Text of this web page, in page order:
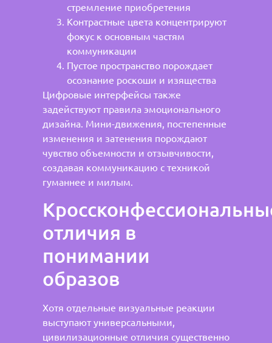
стремление приобретения
Контрастные цвета концентрируют
фокус к основным частям
коммуникации
Пустое пространство порождает
осознание роскоши и изящества
Цифровые интерфейсы также
задействуют правила эмоционального
дизайна. Мини-движения, постепенные
изменения и затенения порождают
чувство объемности и отзывчивости,
создавая коммуникацию с техникой
гуманнее и милым.
отличия в
понимании
образов
Хотя отдельные визуальные реакции
выступают универсальными,
цивилизационные отличия существенно